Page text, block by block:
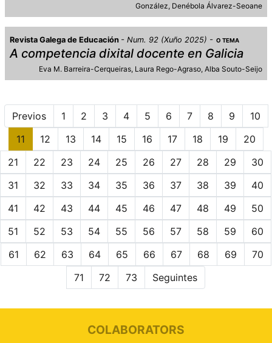
González Denébola Álvarez-Seoane
Revista Galega de Educación Num. 92 (Xuño 2025) O TEMA
A competencia dixital docente en Galicia
Eva M. Barreira-Cerqueiras Laura Rego-Agraso Alba Souto-Seijo
Previos 1 2 3 4 5 6 7 8 9
10
11
12 13 14 15 16 17 18 19
20
21
22 23 24 25 26 27 28 29
30
31
32 33 34 35 36 37 38 39
40
41
42 43 44 45 46 47 48 49
50
51
52 53 54 55 56 57 58 59
60
61
62 63 64 65 66 67 68 69
70
71
72 73 Seguintes
COLABORATORS